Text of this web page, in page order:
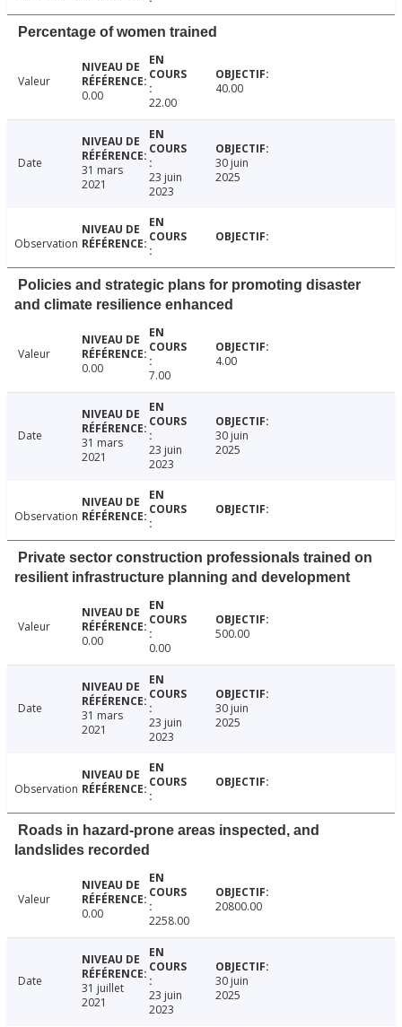
Percentage of women trained
Valeur
0.00
22.00
40.00
Date
31 mars
2021
23 juin
2023
30 juin
2025
Observation
Policies and strategic plans for promoting disaster
and climate resilience enhanced
Valeur
0.00
7.00
4.00
Date
31 mars
2021
23 juin
2023
30 juin
2025
Observation
Private sector construction professionals trained on
resilient infrastructure planning and development
Valeur
0.00
0.00
500.00
Date
31 mars
2021
23 juin
2023
30 juin
2025
Observation
Roads in hazard-prone areas inspected, and
landslides recorded
Valeur
0.00
2258.00
20800.00
Date
31 juillet
2021
23 juin
2023
30 juin
2025